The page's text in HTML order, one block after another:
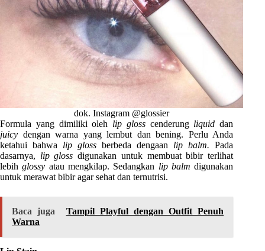
dok. Instagram @glossier
Formula yang dimiliki oleh lip glosscenderung liquiddan
juicy dengan warna yang lembut dan bening. Perlu Anda
ketahui bahwa lip glossberbeda dengaan lip balm.Pada
dasarnya, lip gloss digunakan untuk membuat bibir terlihat
lebihglossy atau mengkilap. Sedangkan lip balmdigunakan
untuk merawat bibir agar sehat dan ternutrisi.
Baca juga
Tampil Playful dengan Outfit Penuh
Warna